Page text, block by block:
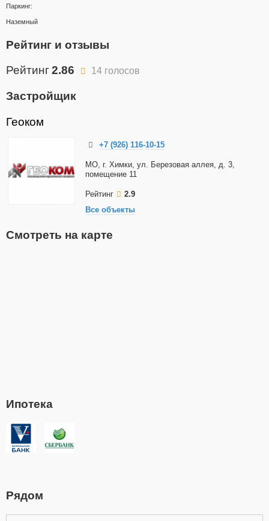
Паркинг:
Наземный
Рейтинг и отзывы
Рейтинг2.86 14 голосов
Застройщик
Геоком
+7 (926) 116-10-15
МО, г. Химки, ул. Березовая аллея, д. 3,
помещение 11
Рейтинг
2.9
Все объекты
Смотреть на карте
Ипотека
Рядом